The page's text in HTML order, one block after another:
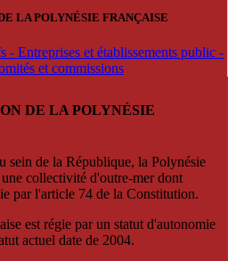
LA POLYNÉSIE FRANÇAISE
- Entreprises et établissements public -
et commissions
DE LA POLYNÉSIE
sein de la République, la Polynésie
collectivité d'outre-mer dont
par l'article 74 de la Constitution.
est régie par un statut d'autonomie
actuel date de 2004.